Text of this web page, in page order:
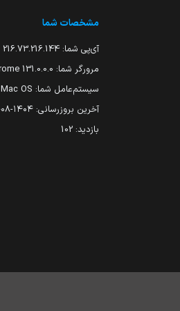
مشخصات شما
آی‌پی شما: 216.73.216.144
مرورگر شما: 131.0.0.0 Chrome
سیستم‌عامل شما: Mac OS
آخرین بروزرسانی: ۱۴۰۴-۰۸-۲۰
بازدید: 102